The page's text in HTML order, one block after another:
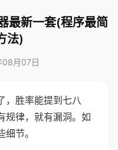
最新一套(程序最简
法)
08月07日
，胜率能提到七八
规律，就有漏洞。如
节。